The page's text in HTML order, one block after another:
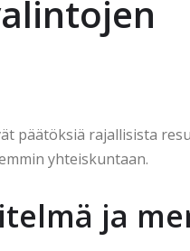
päätöksiä rajallisista
yhteiskuntaan.
ja